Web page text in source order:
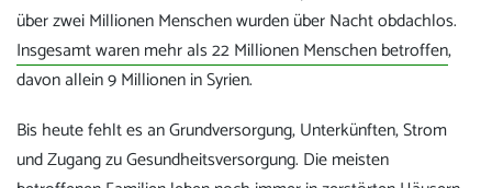
über zwei Millionen Menschen wurden über Nacht obdachlos.
Insgesamt waren mehr als 22 Millionen Menschen betroffen,
davon allein 9 Millionen in Syrien.
Bis heute fehlt es an Grundversorgung, Unterkünften, Strom
und Zugang zu Gesundheitsversorgung. Die meisten